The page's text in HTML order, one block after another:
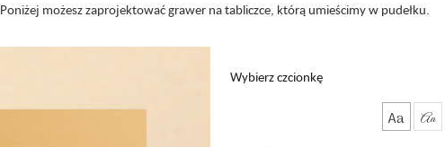
Poniżej możesz zaprojektować grawer na tabliczce, którą umieścimy w pudełku.
Wybierz czcionkę
Aa Aa